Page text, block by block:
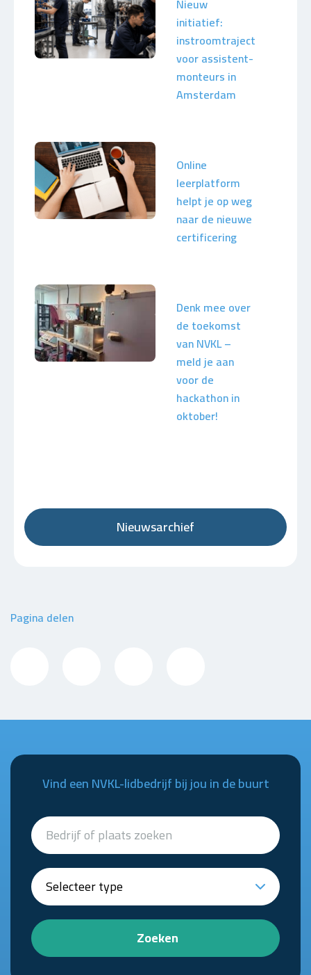
Nieuw
initiatief:
instroomtraject
voor assistent-
monteurs in
Amsterdam
Online
leerplatform
helpt je op weg
naar de nieuwe
certificering
Denk mee over
de toekomst
van NVKL –
meld je aan
voor de
hackathon in
oktober!
Nieuwsarchief
Pagina delen
Vind een NVKL-lidbedrijf bij jou in de buurt
Zoeken